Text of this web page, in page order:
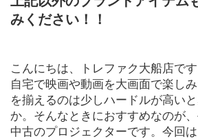
みください！！
こんにちは、トレファク大船店です
自宅で映画や動画を大画面で楽し
を揃えるのは少しハードルが高い
か。そんなときにおすすめなのが
中古のプロジェクターです。今回